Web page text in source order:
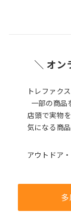
＼ オン
トレファク
一部の商品
店頭で実物
気になる商
アウトドア